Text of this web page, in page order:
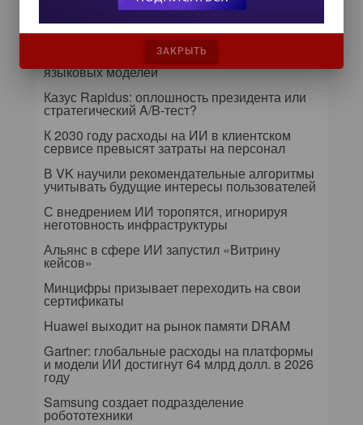
данными — 2026» обсудят подготовку
данных к ИИ и новые этапы
импортозамещения
Т-Банк оптимизирует процессы дообучения
языковых моделей
Казус Rapidus: оплошность президента или
стратегический A/B-тест?
К 2030 году расходы на ИИ в клиентском
сервисе превысят затраты на персонал
В VK научили рекомендательные алгоритмы
учитывать будущие интересы пользователей
С внедрением ИИ торопятся, игнорируя
неготовность инфраструктуры
Альянс в сфере ИИ запустил «Витрину
кейсов»
Минцифры призывает переходить на свои
сертификаты
Huawei выходит на рынок памяти DRAM
Gartner: глобальные расходы на платформы
и модели ИИ достигнут 64 млрд долл. в 2026
году
Samsung создает подразделение
робототехники
ЗАКРЫТЬ